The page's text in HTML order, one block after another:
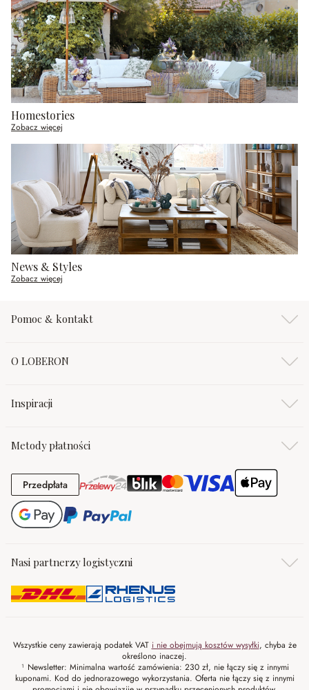
Homestories
Zobacz więcej
News & Styles
Zobacz więcej
Pomoc & kontakt
O LOBERON
Inspiracji
Metody płatności
PrzedpłataPrzedpłata
Nasi partnerzy logistyczni
Wszystkie ceny zawierają podatek VAT i nie obejmują kosztów wysyłki, chyba że
określono inaczej.
¹ Newsletter: Minimalna wartość zamówienia: 230 zł, nie łączy się z innymi
kuponami. Kod do jednorazowego wykorzystania. Oferta nie łączy się z innymi